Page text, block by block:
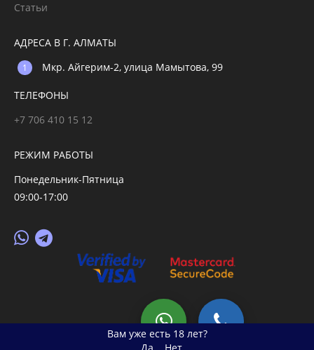
Вам уже есть 18 лет?
Статьи
АДРЕСА В Г. АЛМАТЫ
Мкр. Айгерим-2, улица Мамытова, 99
ТЕЛЕФОНЫ
+7 706 410 15 12
РЕЖИМ РАБОТЫ
Понедельник-Пятница
09:00-17:00
© 2026 primegoods.kz